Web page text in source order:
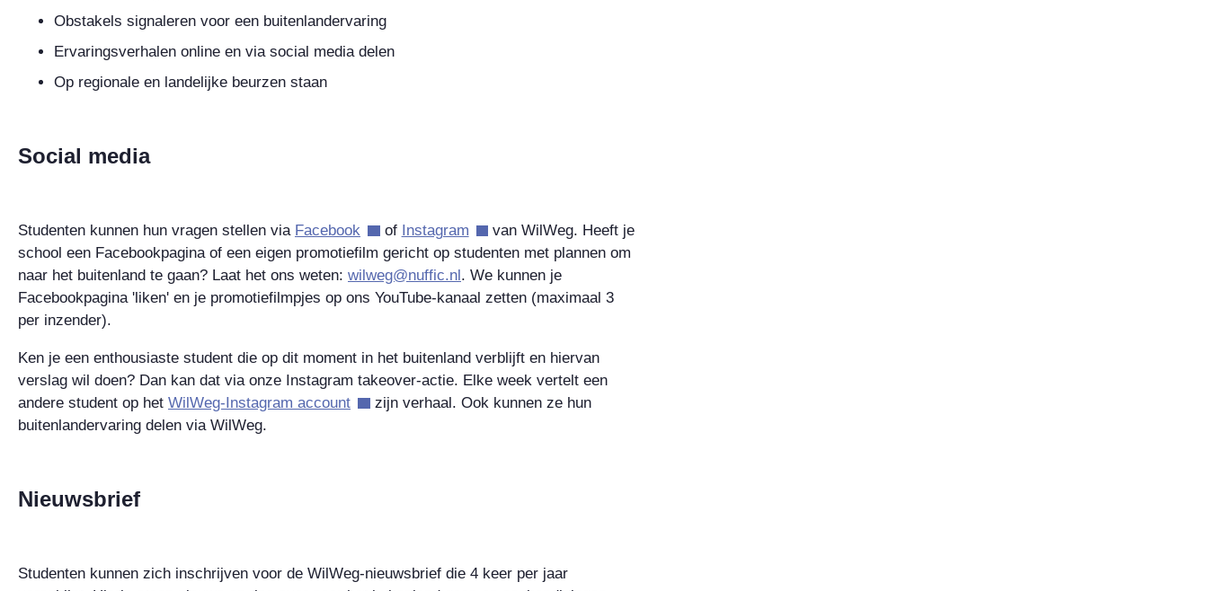
Obstakels signaleren voor een buitenlandervaring
Ervaringsverhalen online en via social media delen
Op regionale en landelijke beurzen staan
Social media
Studenten kunnen hun vragen stellen via Facebook of Instagram
van WilWeg. Heeft je
school een Facebookpagina of een eigen promotiefilm gericht op studenten met plannen om
naar het buitenland te gaan? Laat het ons weten: wilweg@nuffic.nl. We kunnen je
Facebookpagina 'liken' en je promotiefilmpjes op ons YouTube-kanaal zetten (maximaal 3
per inzender).
Ken je een enthousiaste student die op dit moment in het buitenland verblijft en hiervan
verslag wil doen? Dan kan dat via onze Instagram takeover-actie. Elke week vertelt een
andere student op het WilWeg-Instagram account
zijn verhaal. Ook kunnen ze hun
buitenlandervaring delen via WilWeg.
Nieuwsbrief
Studenten kunnen zich inschrijven voor de WilWeg-nieuwsbrief die 4 keer per jaar